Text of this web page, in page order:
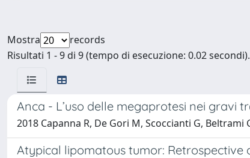
Mostra
records
Risultati 1 - 9 di 9 (tempo di esecuzione: 0.02 secondi).
Anca - L’uso delle megaprotesi nei gravi
2018 Capanna R, De Gori M, Scoccianti G, Beltrami
Atypical lipomatous tumor: